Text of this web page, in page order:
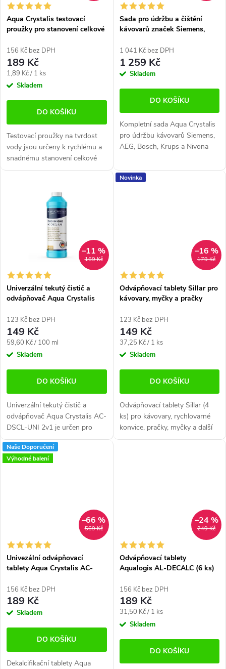
r
o
d
u
k
ů
p
r
o
d
u
t
ů
Aqua Crystalis testovací
proužky pro stanovení celkové
156 Kč bez DPH
189 Kč
Měrná
cena:
1,89 Kč / 1 ks
Skladem
DO KOŠÍKU
Testovací proužky na tvrdost
vody jsou určeny k rychlému a
snadnému stanovení celkové
tvrdosti vody. Pomohou vám
vody v bazénu, vířivce, akváriu...
Sada pro údržbu a čištění
kávovarů značek Siemens,
1 041 Kč bez DPH
1 259 Kč
Skladem
DO KOŠÍKU
Kompletní sada Aqua Crystalis
pro údržbu kávovarů Siemens,
AEG, Bosch, Krups a Nivona
filtraci vody, odvápnění, čištění
vnitřních částí i údržbu...
169 Kč
–11 %
Univerzální tekutý čistič a
odvápňovač Aqua Crystalis
123 Kč bez DPH
149 Kč
Měrná
cena:
59,60 Kč / 100 ml
Skladem
DO KOŠÍKU
Univerzální tekutý čistič a
odvápňovač Aqua Crystalis AC-
DSCL-UNI 2v1 je určen pro
odstranění vodního kamene,
usazenin a dalších nečistot z
kávovarů a kompatibilních
Novinka
179 Kč
–16 %
Odvápňovací tablety Sillar pro
kávovary, myčky a pračky
123 Kč bez DPH
149 Kč
Měrná
cena:
37,25 Kč / 1 ks
Skladem
DO KOŠÍKU
Odvápňovací tablety Sillar (4
ks) pro kávovary, rychlovarné
konvice, pračky, myčky a další
domácí spotřebiče. Účinně
Naše Doporučení
Výhodné balení
569 Kč
–66 %
Univezální odvápňovací
tablety Aqua Crystalis AC-
156 Kč bez DPH
189 Kč
Skladem
DO KOŠÍKU
Dekalcifikační tablety Aqua
249 Kč
–24 %
Odvápňovací tablety
Aqualogis AL-DECALC (6 ks)
156 Kč bez DPH
189 Kč
Měrná
cena:
31,50 Kč / 1 ks
Skladem
DO KOŠÍKU